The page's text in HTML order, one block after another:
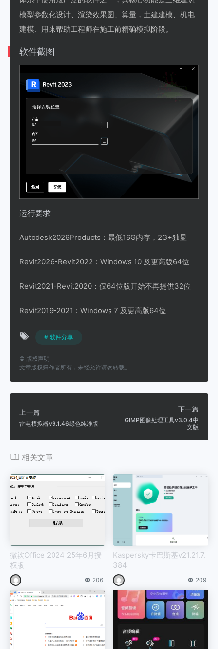
模型参数化设计、渲染效果图、算量，土建建模、机电
建模、用来帮助工程师在施工前精确模拟阶段。
软件截图
运行要求
Autodesk2026Products：最低16G内存，2G+独显
Revit2026-Revit2022：Windows 10 及更高版64位
Revit2021-Revit2020：仅64位版开始不再提供32位
Revit2019-2021：Windows 7 及更高版64位
# 软件分享
© 版权声明
文章版权归作者所有，未经允许请勿转载。
上一篇
雷电模拟器v9.1.46绿色纯净版
下一篇
GIMP图像处理工具v3.0.4中
文版
相关文章
微软Office 2024 25年6月授
权版
206
Kaspersky卡巴斯基v21.21.7.
384
209